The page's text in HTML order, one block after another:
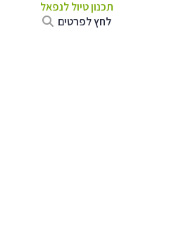
תכנון טיול לנפאל
לחץ לפרטים